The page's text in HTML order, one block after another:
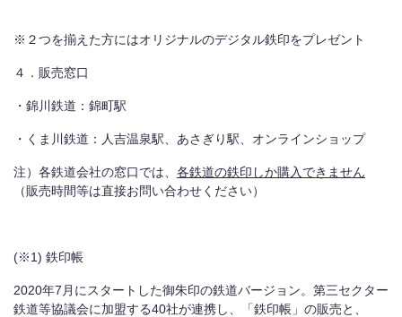
※２つを揃えた方にはオリジナルのデジタル鉄印をプレゼント
４．販売窓口
・錦川鉄道：錦町駅
・くま川鉄道：人吉温泉駅、あさぎり駅、オンラインショップ
注）各鉄道会社の窓口では、 各鉄道の鉄印しか購入できません
（販売時間等は直接お問い合わせください）
(※1) 鉄印帳
2020年7月にスタートした御朱印の鉄道バージョン。第三セクター
鉄道等協議会に加盟する40社が連携し、「鉄印帳」の販売と、